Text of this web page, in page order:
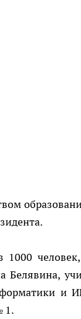
1000
Белявина,
и
1.